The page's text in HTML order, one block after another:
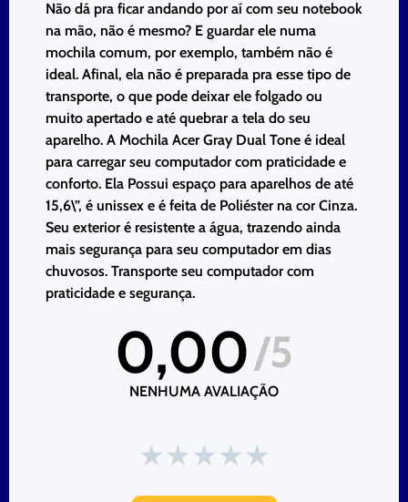
Não dá pra ficar andando por aí com seu notebook
na mão, não é mesmo? E guardar ele numa
mochila comum, por exemplo, também não é
ideal. Afinal, ela não é preparada pra esse tipo de
transporte, o que pode deixar ele folgado ou
muito apertado e até quebrar a tela do seu
aparelho. A Mochila Acer Gray Dual Tone é ideal
para carregar seu computador com praticidade e
conforto. Ela Possui espaço para aparelhos de até
15,6\”, é unissex e é feita de Poliéster na cor Cinza.
Seu exterior é resistente a água, trazendo ainda
mais segurança para seu computador em dias
chuvosos. Transporte seu computador com
praticidade e segurança.
0,00/5
NENHUMA AVALIAÇÃO
★★★★★